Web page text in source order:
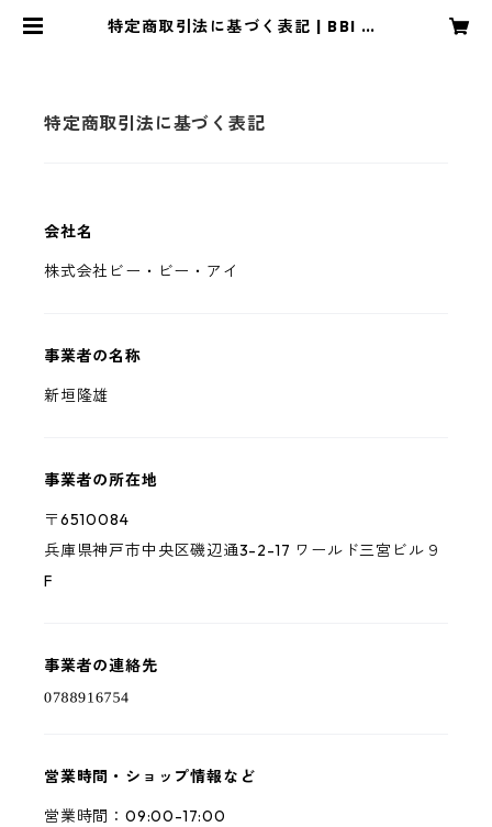
特定商取引法に基づく表記 | BBI CL
特定商取引法に基づく表記
会社名
株式会社ビー・ビー・アイ
事業者の名称
新垣隆雄
事業者の所在地
〒6510084
兵庫県神戸市中央区磯辺通3-2-17 ワールド三宮ビル９
F
事業者の連絡先
営業時間・ショップ情報など
営業時間：09:00-17:00